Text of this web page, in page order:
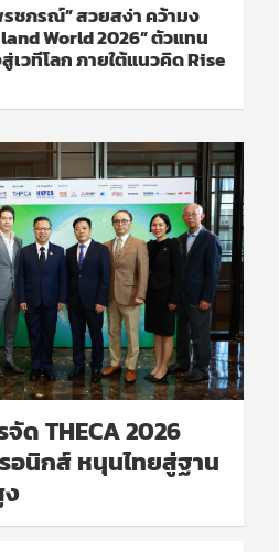
รชภรณ์” สวยสง่า คว้ามง
World 2026” ตัวแทน
วทีโลก ภายใต้แนวคิด Rise
ด THECA 2026
อนิกส์ หนุนไทยสู่ฐาน